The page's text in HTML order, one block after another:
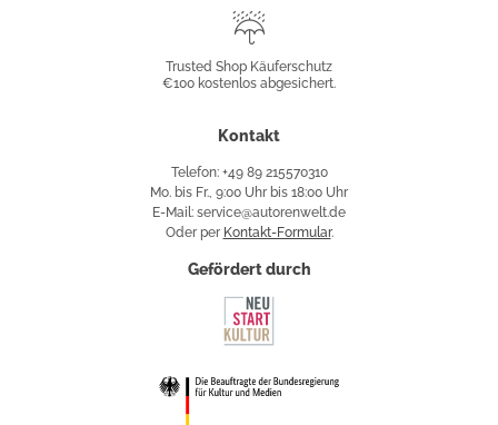
Käuferschutz
Trusted Shop Käuferschutz
€100 kostenlos abgesichert.
Kontakt
Telefon: +49 89 215570310
Mo. bis Fr., 9:00 Uhr bis 18:00 Uhr
E-Mail: service@autorenwelt.de
Oder per Kontakt-Formular.
Gefördert durch